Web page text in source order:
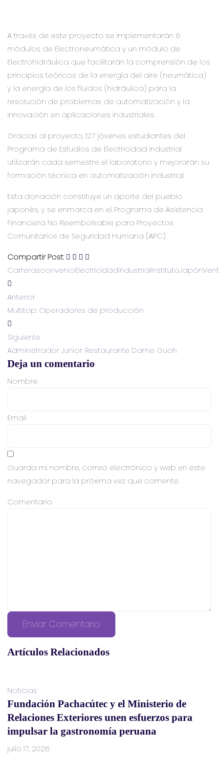
A través de este proyecto se implementarán 6
módulos de Electroneumática y un módulo de
Electrohidráulica que facilitarán la comprensión de los
principios teóricos de la energía del aire (neumática)
y la energía de los fluidos (hidráulica) para la
resolución de problemas de automatización y la
innovación en aplicaciones industriales.
Gracias al proyecto, 127 jóvenes estudiantes del
Programa de Estudios de Electricidad Industrial
utilizarán cada semestre el laboratorio y mejorarán su
formación técnica en automatización industrial.
Esta donación constituye un aporte del pueblo
japonés, y se enmarca en el Programa de Asistencia
Financiera No Reembolsable para Proyectos
Comunitarios de Seguridad Humana (APC).
Compartir Post:
CarrerasconvenioElectricidadIndustrialInstitutoJapón
Anterior
Multitop: Operadores de producción
Siguiente
Administrador Junior: Restaurante Dame Guoh
Deja un comentario
Nombre
Email
Guarda mi nombre, correo electrónico y web en este
navegador para la próxima vez que comente.
Comentario
Artículos Relacionados
Noticias
Fundación Pachacútec y el Ministerio de
Relaciones Exteriores unen esfuerzos para
impulsar la gastronomía peruana
julio 17, 2026